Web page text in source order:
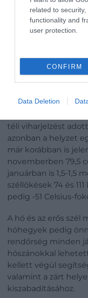
related to
functionality and
user protection.
CONFIRM
Data Deletion
téli viharjelzést
azonban a helyzet
már korábban is
novemberben 79,5
januárban is 1,5-1,5
széllökések 74 és
pedig -51 Celsius-
A hó és az erős
hóhegyek pedig
rendőrség minden
hószánokkal
kellett végül
valamint a zárt
kiszabadításához.